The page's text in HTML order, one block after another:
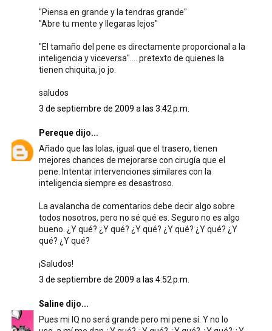
"Piensa en grande y la tendras grande"
"Abre tu mente y llegaras lejos"
"El tamaño del pene es directamente proporcional a la
inteligencia y viceversa".... pretexto de quienes la
tienen chiquita, jo jo.
saludos
3 de septiembre de 2009 a las 3:42 p.m.
Perequedijo...
Añado que las lolas, igual que el trasero, tienen
mejores chances de mejorarse con cirugía que el
pene. Intentar intervenciones similares con la
inteligencia siempre es desastroso.
La avalancha de comentarios debe decir algo sobre
todos nosotros, pero no sé qué es. Seguro no es algo
bueno. ¿Y qué? ¿Y qué? ¿Y qué? ¿Y qué? ¿Y qué? ¿Y
qué? ¿Y qué?
¡Saludos!
3 de septiembre de 2009 a las 4:52 p.m.
Salinedijo...
Pues mi IQ no será grande pero mi pene sí. Y no lo